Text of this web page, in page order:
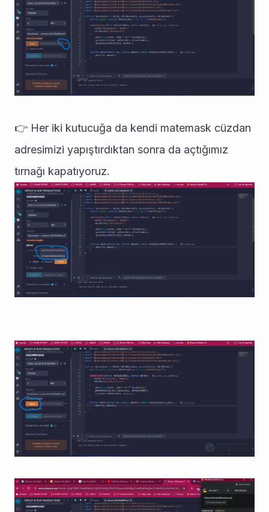
👉 Her iki kutucuğa da kendi matemask cüzdan
adresimizi yapıştırdıktan sonra da açtığımız
tırnağı kapatıyoruz.